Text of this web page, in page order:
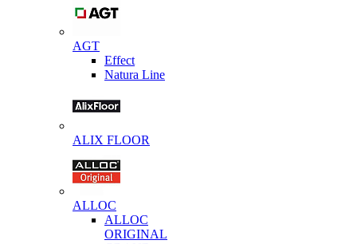
AGT
Effect
Natura Line
ALIX FLOOR
ALLOC
ALLOC
ORIGINAL